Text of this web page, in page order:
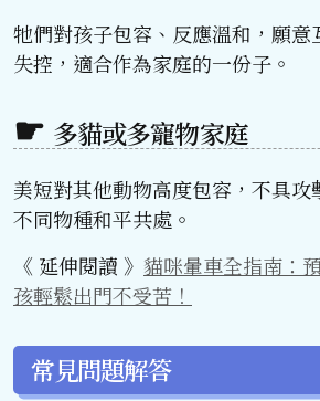
牠們對孩子包容、反應溫和，願意
失控，適合作為家庭的一份子。
多貓或多寵物家庭
美短對其他動物高度包容，不具攻
不同物種和平共處。
《 延伸閱讀 》 貓咪暈車全指南：
孩輕鬆出門不受苦！
常見問題解答